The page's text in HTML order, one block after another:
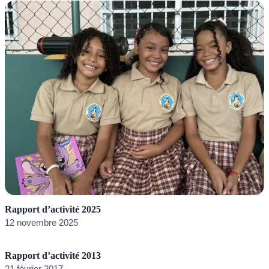
Rapport d’activité 2025
12 novembre 2025
Rapport d’activité 2013